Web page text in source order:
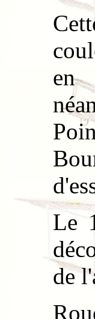
en
Le
de